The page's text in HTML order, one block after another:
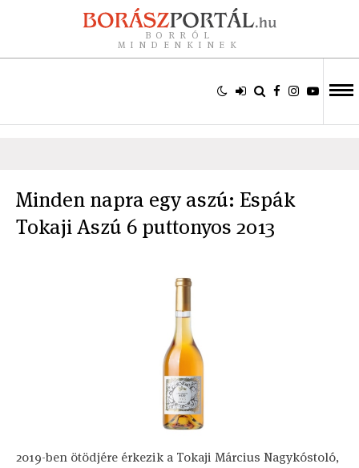
BORRÓL
MINDENKINEK
Minden napra egy aszú: Espák
Tokaji Aszú 6 puttonyos 2013
2019-ben ötödjére érkezik a Tokaji Március Nagykóstoló,